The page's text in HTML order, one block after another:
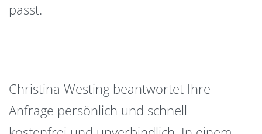
passt.
Christina Westing beantwortet Ihre
Anfrage persönlich und schnell –